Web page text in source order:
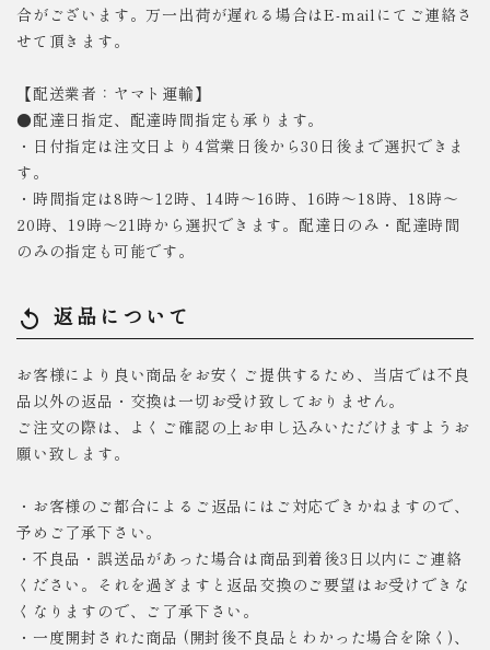
合がございます。万一出荷が遅れる場合はE-mailにてご連絡さ
せて頂きます。
【配送業者：ヤマト運輸】
●配達日指定、配達時間指定も承ります。
・日付指定は注文日より4営業日後から30日後まで選択できま
す。
・時間指定は8時～12時、14時～16時、16時～18時、18時～
20時、19時～21時から選択できます。配達日のみ・配達時間
のみの指定も可能です。
replay 返品について
お客様により良い商品をお安くご提供するため、当店では不良
品以外の返品・交換は一切お受け致しておりません。
ご注文の際は、よくご確認の上お申し込みいただけますようお
願い致します。
・お客様のご都合によるご返品にはご対応できかねますので、
予めご了承下さい。
・不良品・誤送品があった場合は商品到着後3日以内にご連絡
ください。それを過ぎますと返品交換のご要望はお受けできな
くなりますので、ご了承下さい。
・一度開封された商品 (開封後不良品とわかった場合を除く)、